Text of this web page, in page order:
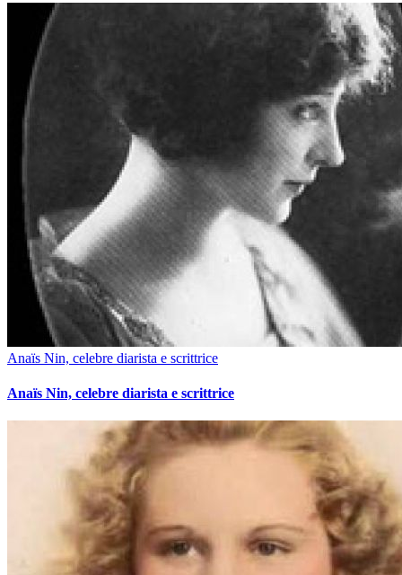
Anaïs Nin, celebre diarista e scrittrice
Anaïs Nin, celebre diarista e scrittrice